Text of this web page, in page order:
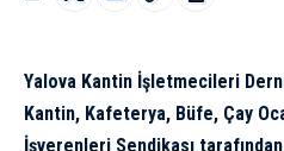
Yalova Kantin İşletmecileri
Kantin, Kafeterya, Büfe, Çay
İşverenleri Sendikası